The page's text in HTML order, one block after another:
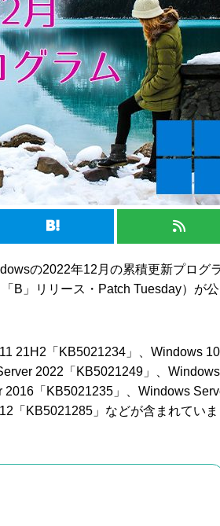
の2022年12月の累積更新プログ
B」リリース・Patch Tuesday）が
21H2「KB5021234」、Windows 10
2022「KB5021249」、Windows
「KB5021235」、Windows
「KB5021285」などが含まれていま